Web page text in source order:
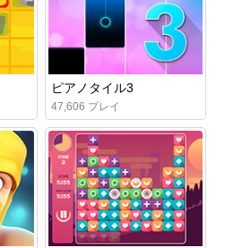
ピアノタイル3
47,606 プレイ